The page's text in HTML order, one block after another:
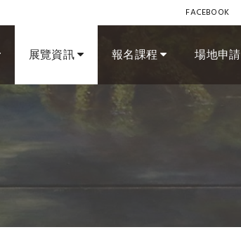
FACEBOOK
展覽資訊 報名課程 場地申請